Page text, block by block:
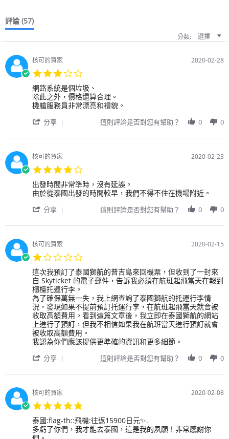
評論 (57)
分類: 選擇
核可的買家
rating
2020-02-28
Review
by
用
on
Feb
review
stating
泰
獅
網路系統是個垃圾、
除此之外，價格還算合理。
機艙服務員非常漂亮和禮貌。
分享
Review
戶
on
28
Feb
2020
這則評論是否對您有幫助？ 0 0
核可的買家
rating
2020-02-23
Review
by
戶
23
2020
review
stating
發
間
常
準
時，
沒
有
延
誤。
由
於
從
泰
國
發
時
較
早，
我
們
不
得
出發時間非常準時，沒有延誤。
由於從泰國出發的時間較早，我們不得不住在機場附近。
分享
Review
戶
on
23
Feb
2020
這則評論是否對您有幫助？ 0 0
核可的買家
rating
2020-02-15
Review
by
用
戶
on
15
Feb
2020
review
stating
這
次
我
預
訂
了
泰
獅
的
吉
島
來
回
機
票，
這次我預訂了泰國獅航的普吉島來回機票，但收到了一封來
自 Skyticket 的電子郵件，告訴我必須在航班起飛當天在報到
櫃檯托運行李。
為了確保萬無一失，我上網查詢了泰國獅航的托運行李情
況，發現如果不提前預訂托運行李，在航班起飛當天就會被
收取高額費用。看到這篇文章後，我立即在泰國獅航的網站
上進行了預訂，但我不相信如果我在航班當天進行預訂就會
被收取高額費用。
我認為你們應該提供更準確的資訊和更多細節。
分享
Review
戶
on
15
Feb
2020
這則評論是否對您有幫助？ 0 0
核可的買家
rating
2020-02-08
Review
by
review
stating
泰國:flag-th::飛機:️往返15900日元✨.
多虧了你們，我才能去泰國，這是我的夙願！非常感謝你